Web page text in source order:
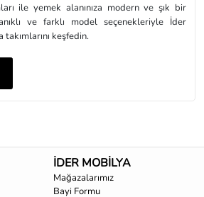
ile yemek alanınıza modern ve şık bir
ve farklı model seçenekleriyle İder
keşfedin.
İDER MOBİLYA
Mağazalarımız
Bayi Formu